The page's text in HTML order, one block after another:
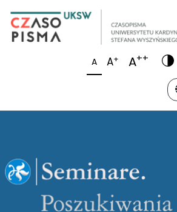
A A+ A++